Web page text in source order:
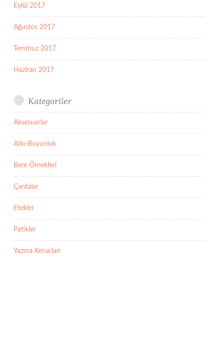
Eylül 2017
Ağustos 2017
Temmuz 2017
Haziran 2017
Kategoriler
Aksesuarlar
Atkı-Boyunluk
Bere Örnekleri
Çantalar
Etekler
Patikler
Yazma Kenarları